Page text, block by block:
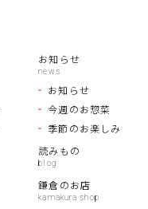
お知らせ
お知らせ
今週のお惣菜
季節のお楽しみ
読みもの
鎌倉のお店